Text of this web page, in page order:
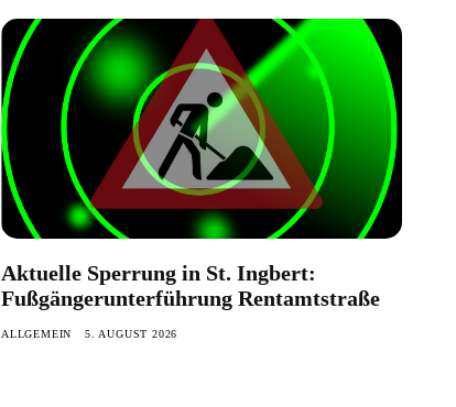
Aktuelle Sperrung in St. Ingbert:
Fußgängerunterführung Rentamtstraße
ALLGEMEIN 5. AUGUST 2026